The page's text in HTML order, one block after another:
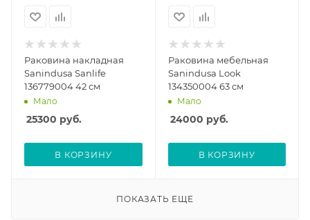
Раковина накладная
Sanindusa Sanlife
136779004 42 см
Мало
25300 руб.
В КОРЗИНУ
Раковина мебельная
Sanindusa Look
134350004 63 см
Мало
24000 руб.
В КОРЗИНУ
ПОКАЗАТЬ ЕЩЕ